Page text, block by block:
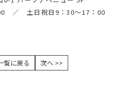
／ 土日祝日9：30～17：00
覧に戻る 次へ >>